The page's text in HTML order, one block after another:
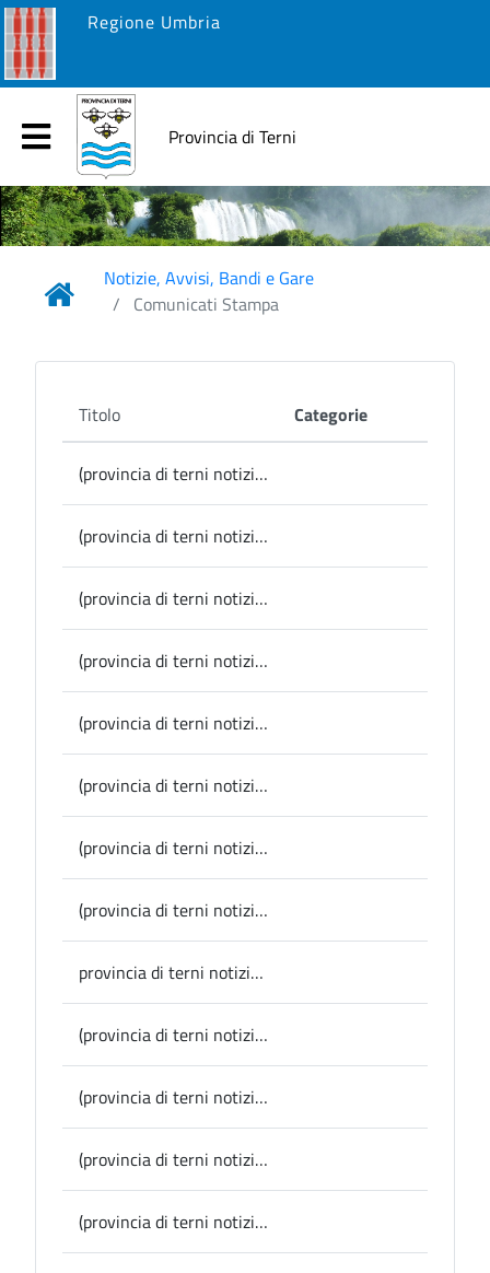
Regione Umbria
Provincia di Terni
Notizie, Avvisi, Bandi e Gare
Comunicati Stampa
Titolo Categorie
(provincia di terni notizie) Porano, il 28 luglio a Villa Paolina il concerto di Daniele Quartapelle
(provincia di terni notizie) Calvi dell’Umbria: dal 1 agosto via al Calvi Festival
(provincia di terni notizie) San Venanzo, nonna Ida Bastiani festeggia 100 anni, gli auguri del Sindaco
(provincia di terni notizie) Provincia, il gruppo consigliare Nuova Provincia Terni presenta una mozione per il ritiro del disegno di legge sull’autonomia differenziata delle Regioni
(provincia di terni notizie) Provincia, convocazione del Consiglio provinciale
(provincia di terni notizie) Autismo, la Presidente della Provincia Laura Pernazza in visita alle strutture Andromeda e OpenFarms, anche come Delegata Upi all'Osservatorio nazionale disabilità
(provincia di terni notizie) Alviano, vietato l’uso dell’acqua pubblica per scopi non alimentari
(provincia di terni notizie) Amelia, il Banchetto della Sfida apre la 48esima edizione del Palio dei Colombi
provincia di terni notizie) Amelia, taglio del nastro oggi per la Casa della Comunità, la Presidente e Sindaco Pernazza: “Ruolo importante per avvicinare la sanità ai cittadini, grazie alla Regione e all’Usl per aver portato a termine il progetto”
(provincia di terni notizie) Porano, in pieno svolgimento il programma di iniziative per l’estate
(provincia di terni notizie) Ficulle, apre al pubblico martedì prossimo l’area archeologica della villa romana di Claudio Tiberio Termodonte
(provincia di terni notizie) Info viabilità: senso unico alternato lunedì prossimo sulla Sp 17 a Polino per movimentazione legname
(provincia di terni notizie) San Venanzo, 4mila presenze a “In…Canto d’Estate”